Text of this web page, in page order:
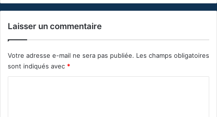
Laisser un commentaire
Votre adresse e-mail ne sera pas publiée. Les champs obligatoires
sont indiqués avec *